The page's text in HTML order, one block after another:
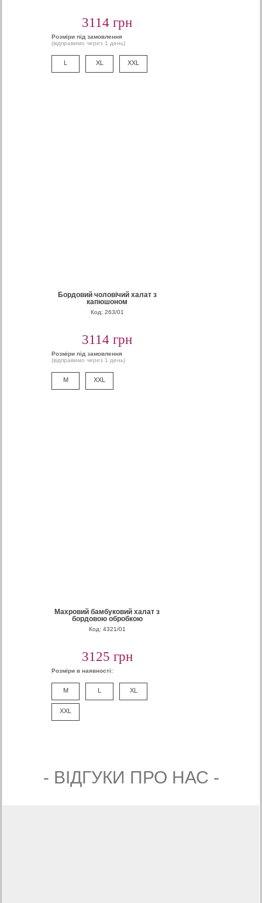
3114 грн
Розміри під замовлення
(відправимо через 1 день)
L XL XXL
Бордовий чоловічий халат з
капюшоном
Код: 263/01
3114 грн
Розміри під замовлення
(відправимо через 1 день)
M XXL
Махровий бамбуковий халат з
бордовою обробкою
Код: 4321/01
3125 грн
Розміри в наявності:
M L XL
XXL
- ВIДГУКИ ПРО НАС -